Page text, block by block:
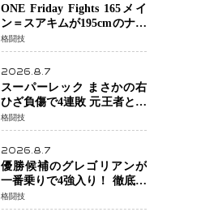
ONE Friday Fights 165メイ
ン＝スアキムが195cmのナビ
ル・アナンからダウン奪
取！猛反撃を耐え抜き判定
勝利、8連勝を達成
格闘技
2026.8.7
スーパーレック まさかの右
ひざ負傷で4連敗 元王者とし
て異例の苦境…「アクシデ
ント」でも消えない危険信
号
格闘技
2026.8.7
優勝候補のグレゴリアンが
一番乗りで4強入り！ 徹底し
たローキックでウスビャン
格闘技